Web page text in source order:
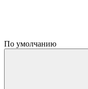
По умолчанию